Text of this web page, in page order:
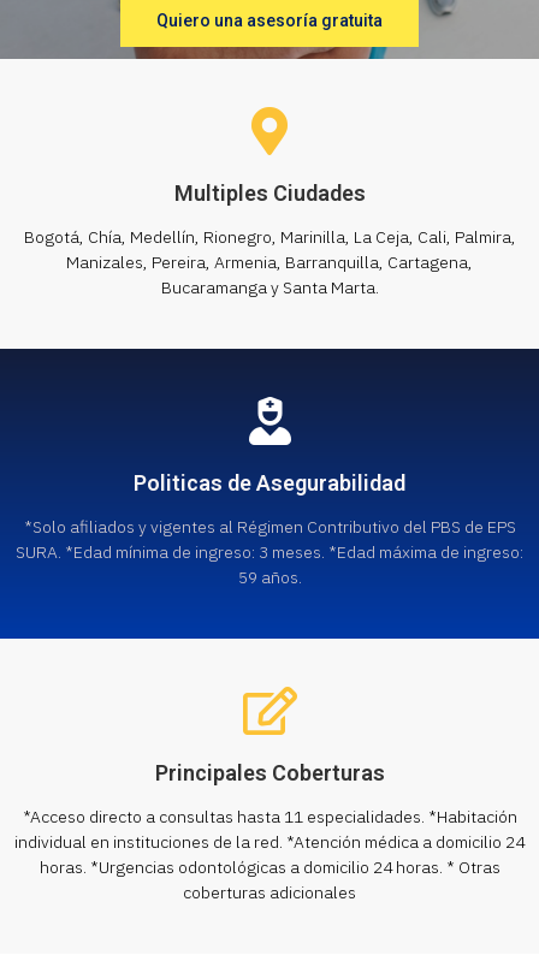
Quiero una asesoría gratuita
Multiples Ciudades
Bogotá, Chía, Medellín, Rionegro, Marinilla, La Ceja, Cali, Palmira,
Manizales, Pereira, Armenia, Barranquilla, Cartagena,
Bucaramanga y Santa Marta.
Politicas de Asegurabilidad
*Solo afiliados y vigentes al Régimen Contributivo del PBS de EPS
SURA. *Edad mínima de ingreso: 3 meses. *Edad máxima de ingreso:
59 años.
Principales Coberturas
*Acceso directo a consultas hasta 11 especialidades. *Habitación
individual en instituciones de la red. *Atención médica a domicilio 24
horas. *Urgencias odontológicas a domicilio 24 horas. * Otras
coberturas adicionales